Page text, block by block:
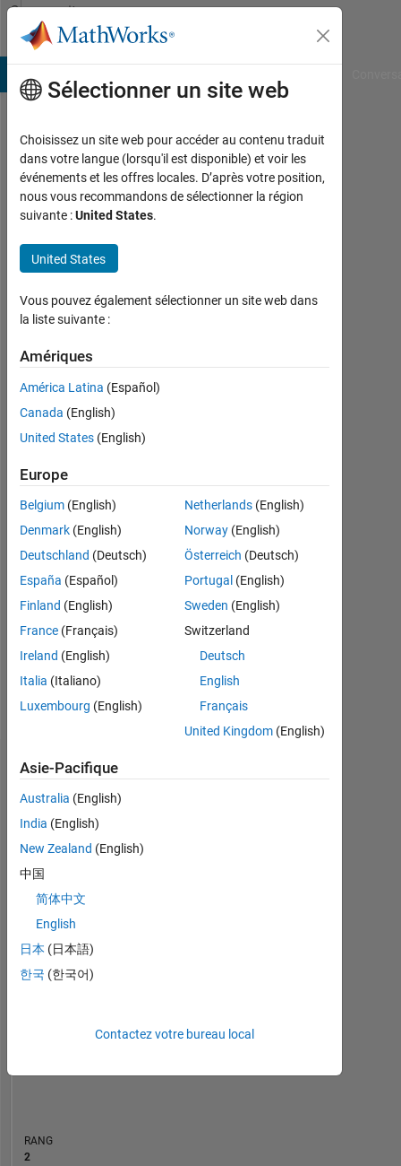
Passer au contenu
Community
Profile
Arafat
Roney
N/A
Last
seen:
6 ans il
y a
Actif
depuis
Followers:
Following:
Message
a
student
and
studying
and
Electronic
Engineering.
Afficher
Tableau de bord
MATLAB Answers
CONTRIBUTIONS 4
5
8
RANG
2
Sélectionner un site web
Choisissez un site web pour accéder au contenu traduit
dans votre langue (lorsqu'il est disponible) et voir les
événements et les offres locales. D’après votre position,
nous vous recommandons de sélectionner la région
suivante :United States.
United States
Vous pouvez également sélectionner un site web dans
la liste suivante :
Amériques
América Latina (Español)
Canada (English)
United States (English)
Europe
Belgium (English)
Denmark (English)
Deutschland (Deutsch)
España (Español)
Finland (English)
France (Français)
Ireland (English)
Italia (Italiano)
Luxembourg (English)
Netherlands(English)
Norway(English)
Österreich (Deutsch)
Portugal (English)
Sweden (English)
Switzerland
Deutsch
English
Français
United Kingdom(English)
Asie-Pacifique
Australia (English)
India (English)
New Zealand (English)
中国
简体中文
English
日本 (日本語)
한국 (한국어)
Contactez votre bureau local